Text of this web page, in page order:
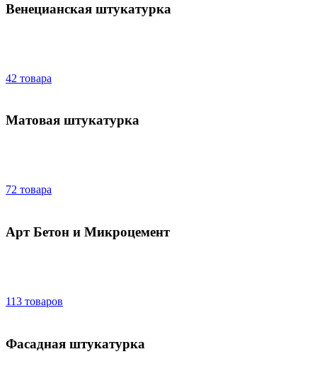
Венецианская штукатурка
42 товара
Матовая штукатурка
72 товара
Арт Бетон и Микроцемент
113 товаров
Фасадная штукатурка